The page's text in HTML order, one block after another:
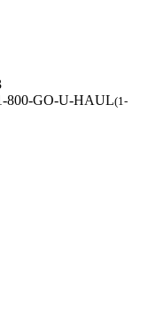
800-GO-U-HAUL(1-